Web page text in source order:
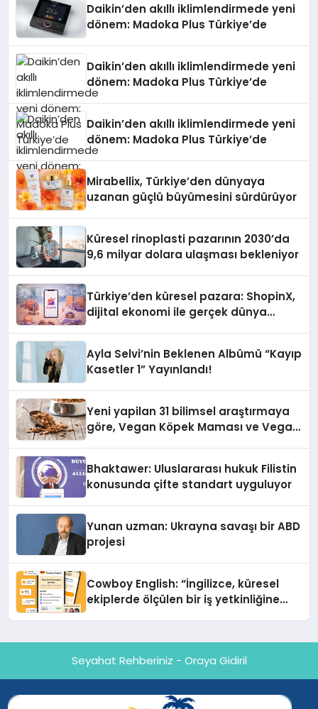
Daikin’den akıllı iklimlendirmede yeni
dönem: Madoka Plus Türkiye’de
Daikin’den akıllı iklimlendirmede yeni
dönem: Madoka Plus Türkiye’de
Daikin’den akıllı iklimlendirmede yeni
dönem: Madoka Plus Türkiye’de
Mirabellix, Türkiye’den dünyaya
uzanan güçlü büyümesini sürdürüyor
Küresel rinoplasti pazarının 2030’da
9,6 milyar dolara ulaşması bekleniyor
Türkiye’den küresel pazara: ShopinX,
dijital ekonomi ile gerçek dünya
Ayla Selvi’nin Beklenen Albümü “Kayıp
Kasetler 1” Yayınlandı!
Yeni yapilan 31 bilimsel araştırmaya
göre, Vegan Köpek Maması ve Vegan
Bhaktawer: Uluslararası hukuk Filistin
konusunda çifte standart uyguluyor
Yunan uzman: Ukrayna savaşı bir ABD
projesi
Cowboy English: “İngilizce, küresel
ekiplerde ölçülen bir iş yetkinliğine
Seyahat Rehberiniz - Oraya Gidiril